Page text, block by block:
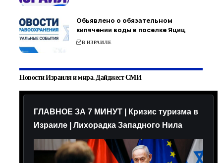
Объявлено о обязательном
кипячении воды в поселке Яциц
В ИЗРАИЛЕ
Новости Израиля и мира. Дайджест СМИ